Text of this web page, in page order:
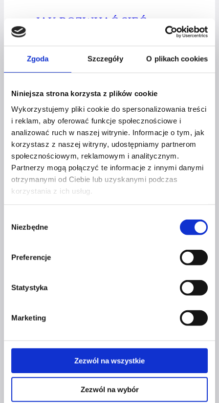
Zgoda Szczegóły O plikach cookies
Niniejsza strona korzysta z plików cookie
Wykorzystujemy pliki cookie do spersonalizowania treści
i reklam, aby oferować funkcje społecznościowe i
analizować ruch w naszej witrynie. Informacje o tym, jak
korzystasz z naszej witryny, udostępniamy partnerom
społecznościowym, reklamowym i analitycznym.
Partnerzy mogą połączyć te informacje z innymi danymi
otrzymanymi od Ciebie lub uzyskanymi podczas
korzystania z ich usług.
zgody
Niezbędne
Preferencje
Statystyka
Marketing
Zezwól na wszystkie
Zezwól na wybór
JAK ROZWIJAĆ SIEĆ
KONTAKTÓW BIZNESOWYCH?
Czerwona Szpilka 15 stycznia 2023
Jak
rozwijać
sieć
kontaktów
biznesowych?
Z ŻYCIA CZERWONEJ SZPILKI|BUSINESS &
LIFE
MASTERMIND JAKO
2022
WYJĄTKOWA PROMOCJA
KSIĄŻKI JOANNY
PRZETAKIEWICZ: